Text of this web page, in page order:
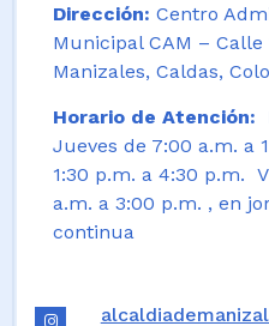
Dirección: Centro
Municipal CAM – Calle
Manizales, Caldas,
Horario de Atención:
Jueves de 7:00 a.m. a
1:30 p.m. a 4:30 p.m.
a.m. a 3:00 p.m. , en
continua